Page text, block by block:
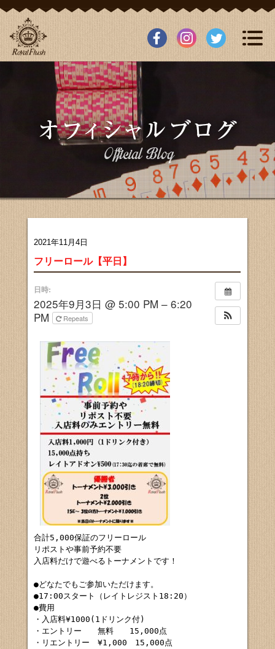
2021年11月4日
フリーロール【平日】
日時:
2025年9月3日 @ 5:00 PM – 6:20
PM
Repeats
合計5,000保証のフリーロール
リポストや事前予約不要
入店料だけで遊べるトーナメントです！
●どなたでもご参加いただけます。
●17:00スタート（レイトレジスト18:20）
●費用
・入店料¥1000(1ドリンク付)
・エントリー　　無料　　15,000点
・リエントリー　¥1,000　15,000点